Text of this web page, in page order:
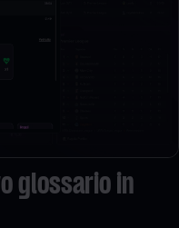
glossario in